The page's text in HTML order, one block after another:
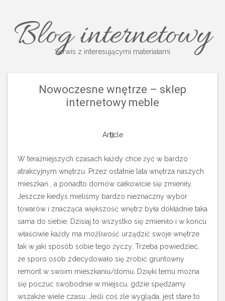
Blog internetowy
Serwis z interesującymi materiałami
Nowoczesne wnętrze – sklep
internetowy meble
Article
W teraźniejszych czasach każdy chce żyć w bardzo
atrakcyjnym wnętrzu. Przez ostatnie lata wnętrza naszych
mieszkań , a ponadto domów całkowicie się zmieniły.
Jeszcze kiedyś mieliśmy bardzo nieznaczny wybór
towarów i znacząca większość wnętrz była dokładnie taka
sama do siebie. Dzisiaj to wszystko się zmieniło i w końcu
właściwie każdy ma możliwość urządzić swoje wnętrze
tak w jaki sposób sobie tego życzy. Trzeba powiedzieć,
że sporo osób zdecydowało się zrobić gruntowny
remont w swoim mieszkaniu/domu. Dzięki temu można
się poczuć swobodnie w miejscu, gdzie spędzamy
wszakże wiele czasu. Jeśli coś źle wygląda, jest stare to